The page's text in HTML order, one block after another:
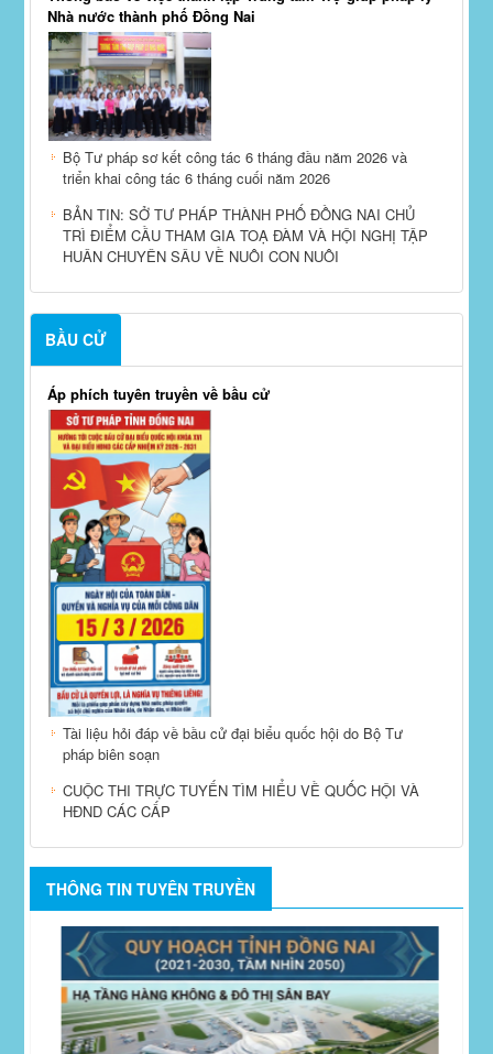
Nhà nước thành phố Đồng Nai
Bộ Tư pháp sơ kết công tác 6 tháng đầu năm 2026 và
triển khai công tác 6 tháng cuối năm 2026
BẢN TIN: SỞ TƯ PHÁP THÀNH PHỐ ĐỒNG NAI CHỦ
TRÌ ĐIỂM CẦU THAM GIA TOẠ ĐÀM VÀ HỘI NGHỊ TẬP
HUÂN CHUYÊN SÂU VỀ NUÔI CON NUÔI
BẦU CỬ
Áp phích tuyên truyền về bầu cử
Tài liệu hỏi đáp về bầu cử đại biểu quốc hội do Bộ Tư
pháp biên soạn
CUỘC THI TRỰC TUYẾN TÌM HIỂU VỀ QUỐC HỘI VÀ
HĐND CÁC CẤP
THÔNG TIN TUYÊN TRUYỀN